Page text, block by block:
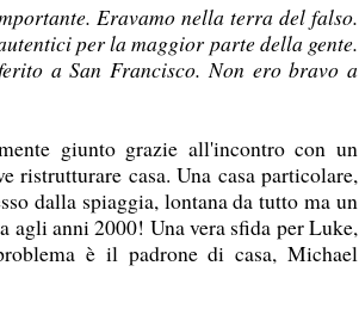
Eravamo nella terra del falso.
per la maggior parte della gente.
a San Francisco. Non ero bravo a
giunto grazie all'incontro con un
ristrutturare casa. Una casa particolare,
dalla spiaggia, lontana da tutto ma un
agli anni 2000! Una vera sfida per Luke,
è il padrone di casa, Michael